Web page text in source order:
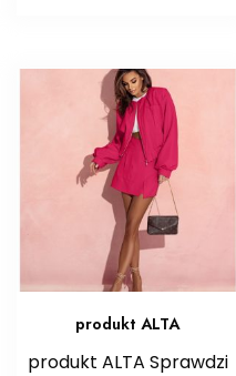
produkt ALTA
produkt ALTA Sprawdzi